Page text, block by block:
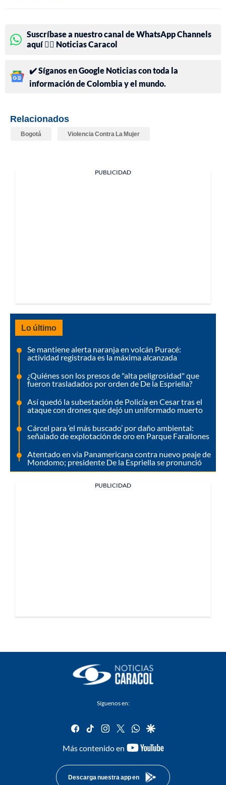
Suscríbase a nuestro canal de WhatsApp Channels
aquí 👉🏻 Noticias Caracol
✔️ Síganos en Google Noticias con toda la
información de Colombia y el mundo.
Relacionados
Bogotá Violencia Contra La Mujer
PUBLICIDAD
Lo último
Se mantiene alerta naranja en volcán Puracé:
actividad registrada es la máxima alcanzada
¿Quiénes son los presos de "alta peligrosidad" que
fueron trasladados por orden de De la Espriella?
Así quedó la subestación de Policía en Cesar tras el
ataque con drones que dejó un uniformado muerto
Cárcel para ‘el más buscado’ por daño ambiental:
señalado de explotación de oro en Parque Farallones
Atentado en vía Panamericana contra nuevo peaje de
Mondomo; presidente De la Espriella se pronunció
PUBLICIDAD
Síguenos en:
facebook
tiktok instagram
twitterwhatsapp
google
Más contenido en
youtube-
Descarga nuestra app en